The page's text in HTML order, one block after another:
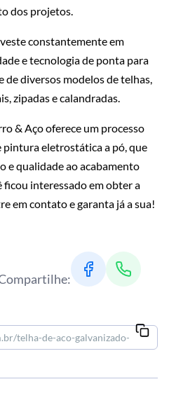
dos projetos.
constantemente em
e tecnologia de ponta para
diversos modelos de telhas,
zipadas e calandradas.
& Aço oferece um processo
eletrostática a pó, que
e qualidade ao acabamento
ficou interessado em obter a
em contato e garanta já a sua!